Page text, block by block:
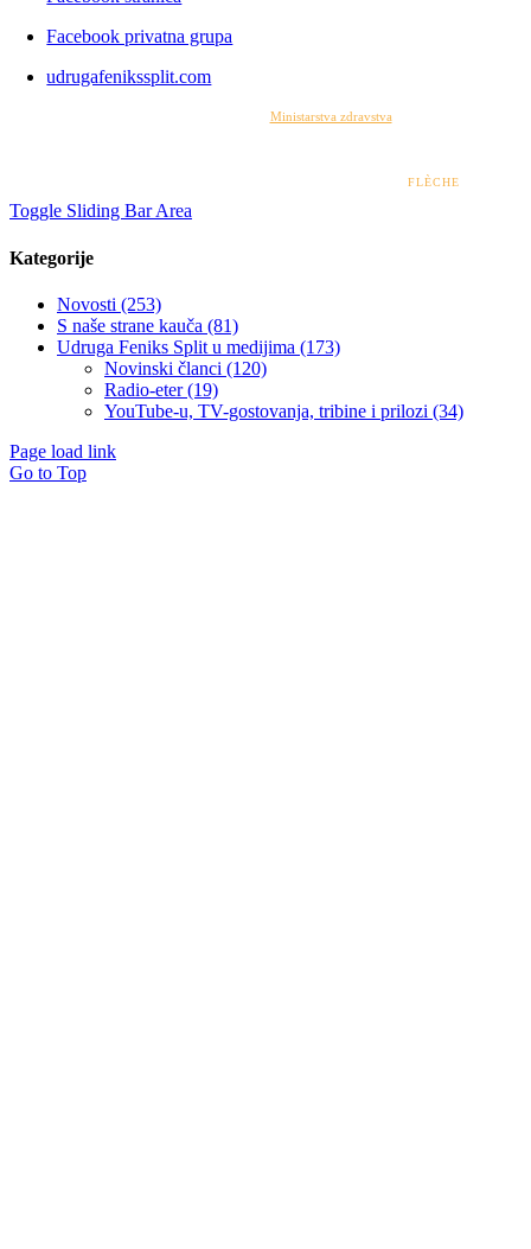
Facebook privatna grupa
udrugafenikssplit.com
Ministarstva zdravstva
FLÈCHE
Toggle Sliding Bar Area
Kategorije
Novosti (253)
S naše strane kauča (81)
Udruga Feniks Split u medijima (173)
Novinski članci (120)
Radio-eter (19)
YouTube-u, TV-gostovanja, tribine i prilozi (34)
Page load link
Go to Top